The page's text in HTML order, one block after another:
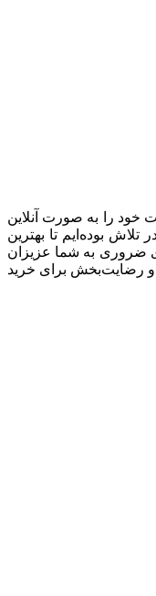
از سال 1398 (2017) فعالیت خود را به صورت آنلاین
سال، همواره در تلاش بوده‌ایم تا بهترین
ضروری به شما عزیزان
و رضایت‌بخش برای خرید